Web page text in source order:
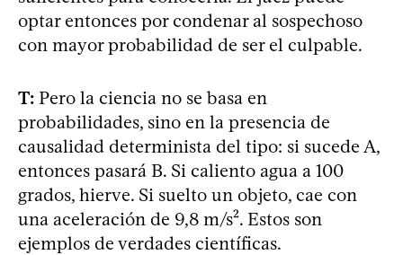
optar entonces por condenar al sospechoso
con mayor probabilidad de ser el culpable.
T: Pero la ciencia no se basa en
probabilidades, sino en la presencia de
causalidad determinista del tipo: si sucede A,
entonces pasará B. Si caliento agua a 100
grados, hierve. Si suelto un objeto, cae con
una aceleración de 9,8 m/s². Estos son
ejemplos de verdades científicas.